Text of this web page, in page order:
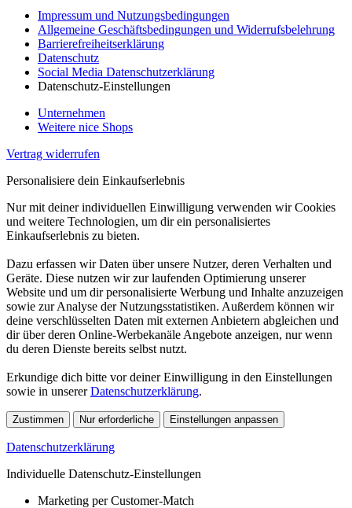
Impressum und Nutzungsbedingungen
Allgemeine Geschäftsbedingungen und Widerrufsbelehrung
Barrierefreiheitserklärung
Datenschutz
Social Media Datenschutzerklärung
Datenschutz-Einstellungen
Unternehmen
Weitere nice Shops
Vertrag widerrufen
Personalisiere dein Einkaufserlebnis
Nur mit deiner individuellen Einwilligung verwenden wir Cookies
und weitere Technologien, um dir ein personalisiertes
Einkaufserlebnis zu bieten.
Dazu erfassen wir Daten über unsere Nutzer, deren Verhalten und
Geräte. Diese nutzen wir zur laufenden Optimierung unserer
Website und um dir personalisierte Werbung und Inhalte anzuzeigen
sowie zur Analyse der Nutzungsstatistiken. Außerdem können wir
deine verschlüsselten Daten mit externen Anbietern abgleichen und
dir über deren Online-Werbekanäle Angebote anzeigen, nur wenn
du deren Dienste bereits selbst nutzt.
Erkundige dich bitte vor deiner Einwilligung in den Einstellungen
sowie in unsererDatenschutzerklärung.
Zustimmen Nur erforderliche Einstellungen anpassen
Datenschutzerklärung
Individuelle Datenschutz-Einstellungen
Marketing per Customer-Match